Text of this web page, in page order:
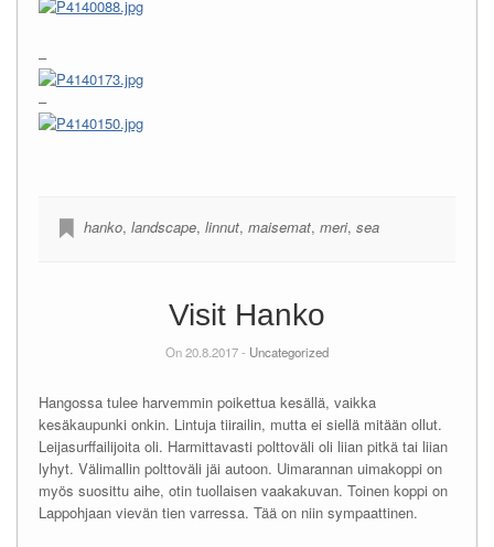
–
–
hanko, landscape, linnut, maisemat, meri, sea
Visit Hanko
On 20.8.2017 - Uncategorized
Hangossa tulee harvemmin poikettua kesällä, vaikka
kesäkaupunki onkin. Lintuja tiirailin, mutta ei siellä mitään ollut.
Leijasurffailijoita oli. Harmittavasti polttoväli oli liian pitkä tai liian
lyhyt. Välimallin polttoväli jäi autoon. Uimarannan uimakoppi on
myös suosittu aihe, otin tuollaisen vaakakuvan. Toinen koppi on
Lappohjaan vievän tien varressa. Tää on niin sympaattinen.